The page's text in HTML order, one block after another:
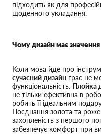
підходить як для
щоденного укладання.
Чому дизайн має значення
Коли мова йде про
сучасний дизайн грає не
функціональність. Плойка
не тільки ефективна в
робить її ідеальним
Поєднання золота та
захопленість з першого
забезпечує комфорт при